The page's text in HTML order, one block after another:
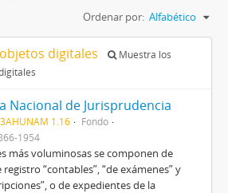
Ordenar por: Alfabético
digitales
Muestra los
Nacional de Jurisprudencia
1.16
Fondo
1954
más voluminosas se componen de
“contables”, “de exámenes” y
o de expedientes de la